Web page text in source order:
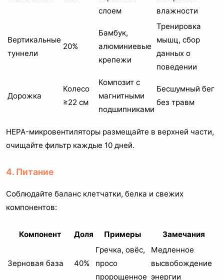
слоем
влажности
Вертикальные
туннели
20%
Бамбук,
алюминиевые
крепежи
Тренировка
мышц, сбор
данных о
поведении
Дорожка
Колесо
≥22 см
Композит с
магнитными
подшипниками
Бесшумный бег
без травм
HEPA-микровентиляторы размещайте в верхней части,
очищайте фильтр каждые 10 дней.
4. Питание
Соблюдайте баланс клетчатки, белка и свежих
компонентов:
Компонент Доля Примеры Замечания
Зерновая база 40%
Гречка, овёс,
просо
пророщенное
Медленное
высвобождение
энергии